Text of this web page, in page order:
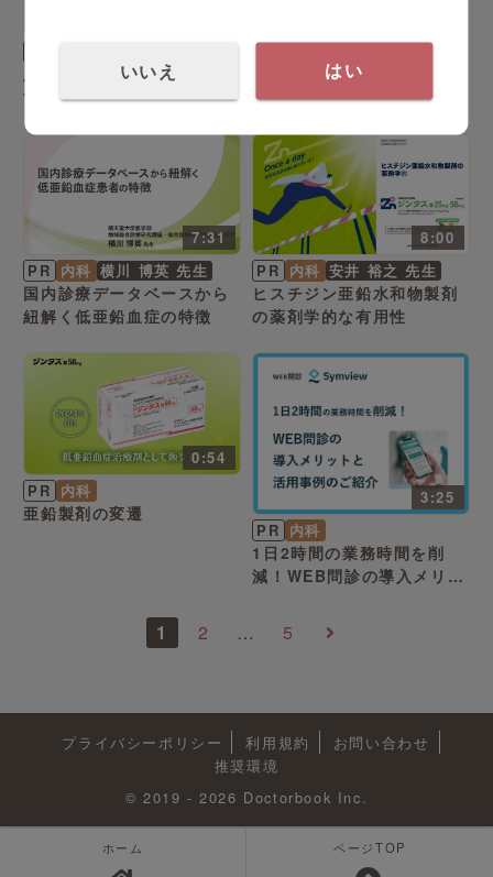
患者の受診離脱を予防し経
営基盤を安定化！患者管理
システムの導入メリットと
これからのかかりつけ医の
ための医療DXと医療AI
7:31
PR 内科 横川 博英 先生
国内診療データベースから
紐解く低亜鉛血症の特徴
8:00
PR 内科 安井 裕之 先生
ヒスチジン亜鉛水和物製剤
の薬剤学的な有用性
0:54
PR 内科
亜鉛製剤の変遷
3:25
PR 内科
1日2時間の業務時間を削
減！WEB問診の導入メリッ
1 2 … 5
プライバシーポリシー 利用規約
お問い合わせ
推奨環境
© 2019 - 2026 Doctorbook Inc.
ホーム ページTOP
いいえ はい